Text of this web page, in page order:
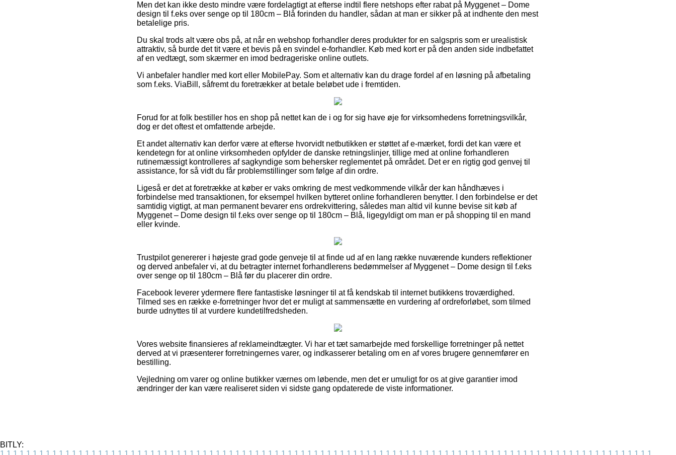
Men det kan ikke desto mindre være fordelagtigt at efterse indtil flere netshops efter rabat på Myggenet – Dome
design til f.eks over senge op til 180cm – Blå forinden du handler, sådan at man er sikker på at indhente den mest
betalelige pris.
Du skal trods alt være obs på, at når en webshop forhandler deres produkter for en salgspris som er urealistisk
attraktiv, så burde det tit være et bevis på en svindel e-forhandler. Køb med kort er på den anden side indbefattet
af en vedtægt, som skærmer en imod bedrageriske online outlets.
Vi anbefaler handler med kort eller MobilePay. Som et alternativ kan du drage fordel af en løsning på afbetaling
som f.eks. ViaBill, såfremt du foretrækker at betale beløbet ude i fremtiden.
Forud for at folk bestiller hos en shop på nettet kan de i og for sig have øje for virksomhedens forretningsvilkår,
dog er det oftest et omfattende arbejde.
Et andet alternativ kan derfor være at efterse hvorvidt netbutikken er støttet af e-mærket, fordi det kan være et
kendetegn for at online virksomheden opfylder de danske retningslinjer, tillige med at online forhandleren
rutinemæssigt kontrolleres af sagkyndige som behersker reglementet på området. Det er en rigtig god genvej til
assistance, for så vidt du får problemstillinger som følge af din ordre.
Ligeså er det at foretrække at køber er vaks omkring de mest vedkommende vilkår der kan håndhæves i
forbindelse med transaktionen, for eksempel hvilken bytteret online forhandleren benytter. I den forbindelse er det
samtidig vigtigt, at man permanent bevarer ens ordrekvittering, således man altid vil kunne bevise sit køb af
Myggenet – Dome design til f.eks over senge op til 180cm – Blå, ligegyldigt om man er på shopping til en mand
eller kvinde.
Trustpilot genererer i højeste grad gode genveje til at finde ud af en lang række nuværende kunders reflektioner
og derved anbefaler vi, at du betragter internet forhandlerens bedømmelser af Myggenet – Dome design til f.eks
over senge op til 180cm – Blå før du placerer din ordre.
Facebook leverer ydermere flere fantastiske løsninger til at få kendskab til internet butikkens troværdighed.
Tilmed ses en række e-forretninger hvor det er muligt at sammensætte en vurdering af ordreforløbet, som tilmed
burde udnyttes til at vurdere kundetilfredsheden.
Vores website finansieres af reklameindtægter. Vi har et tæt samarbejde med forskellige forretninger på nettet
derved at vi præsenterer forretningernes varer, og indkasserer betaling om en af vores brugere gennemfører en
bestilling.
Vejledning om varer og online butikker værnes om løbende, men det er umuligt for os at give garantier imod
ændringer der kan være realiseret siden vi sidste gang opdaterede de viste informationer.
BITLY: